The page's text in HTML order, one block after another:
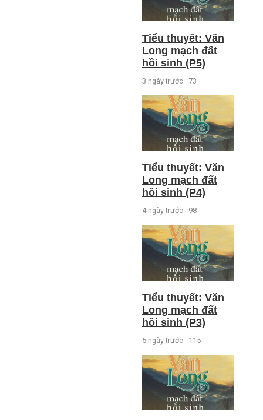
Tiểu thuyết: Văn
Long mạch đất
hồi sinh (P5)
3 ngày trước 73
Tiểu thuyết: Văn
Long mạch đất
hồi sinh (P4)
4 ngày trước 98
Tiểu thuyết: Văn
Long mạch đất
hồi sinh (P3)
5 ngày trước 115